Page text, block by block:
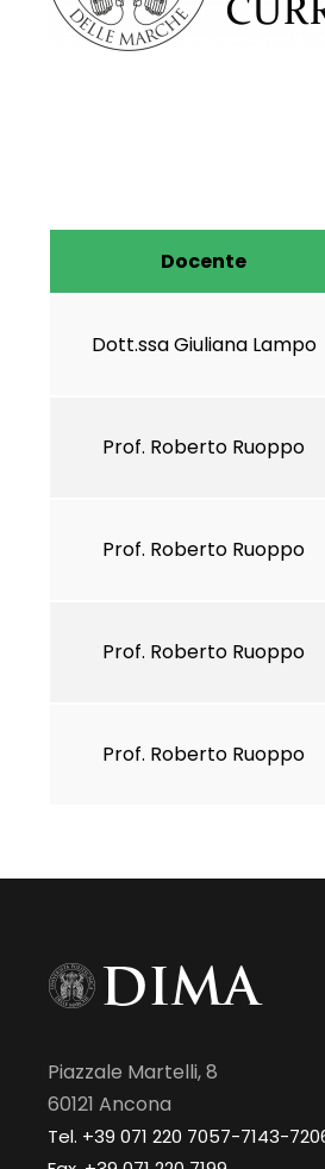
Docente
Dott.ssa Giuliana Lampo
Prof. Roberto Ruoppo
Prof. Roberto Ruoppo
Prof. Roberto Ruoppo
Prof. Roberto Ruoppo
Piazzale Martelli, 8
60121 Ancona
Tel. +39 071 220 7057-7143-